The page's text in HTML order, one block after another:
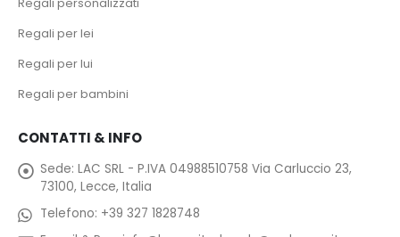
Regali per lei
Regali per lui
Regali per bambini
CONTATTI & INFO
Sede: LAC SRL - P.IVA 04988510758 Via Carluccio 23,
73100, Lecce, Italia
Telefono: +39 327 1828748